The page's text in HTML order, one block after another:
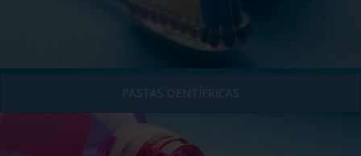
PASTAS DENTÍFRICAS